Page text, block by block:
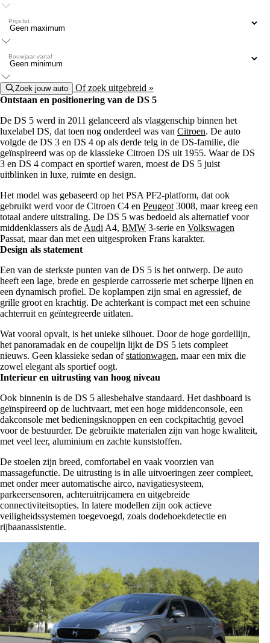
Prijs tot
Bouwjaar vanaf
Zoek jouw auto
Of zoek uitgebreid »
Ontstaan en positionering van de DS 5
De DS 5 werd in 2011 gelanceerd als vlaggenschip binnen het
luxelabel DS, dat toen nog onderdeel was van Citroen. De auto
volgde de DS 3 en DS 4 op als derde telg in de DS-familie, die
geïnspireerd was op de klassieke Citroen DS uit 1955. Waar de DS
3 en DS 4 compact en sportief waren, moest de DS 5 juist
uitblinken in luxe, ruimte en design.
Het model was gebaseerd op het PSA PF2-platform, dat ook
gebruikt werd voor de Citroen C4 en Peugeot 3008, maar kreeg een
totaal andere uitstraling. De DS 5 was bedoeld als alternatief voor
middenklassers als de Audi A4, BMW 3-serie en Volkswagen
Passat, maar dan met een uitgesproken Frans karakter.
Design als statement
Een van de sterkste punten van de DS 5 is het ontwerp. De auto
heeft een lage, brede en gespierde carrosserie met scherpe lijnen en
een dynamisch profiel. De koplampen zijn smal en agressief, de
grille groot en krachtig. De achterkant is compact met een schuine
achterruit en geïntegreerde uitlaten.
Wat vooral opvalt, is het unieke silhouet. Door de hoge gordellijn,
het panoramadak en de coupelijn lijkt de DS 5 iets compleet
nieuws. Geen klassieke sedan ofstationwagen, maar een mix die
zowel elegant als sportief oogt.
Interieur en uitrusting van hoog niveau
Ook binnenin is de DS 5 allesbehalve standaard. Het dashboard is
geïnspireerd op de luchtvaart, met een hoge middenconsole, een
dakconsole met bedieningsknoppen en een cockpitachtig gevoel
voor de bestuurder. De gebruikte materialen zijn van hoge kwaliteit,
met veel leer, aluminium en zachte kunststoffen.
De stoelen zijn breed, comfortabel en vaak voorzien van
massagefunctie. De uitrusting is in alle uitvoeringen zeer compleet,
met onder meer automatische airco, navigatiesysteem,
parkeersensoren, achteruitrijcamera en uitgebreide
connectiviteitsopties. In latere modellen zijn ook actieve
veiligheidssystemen toegevoegd, zoals dodehoekdetectie en
rijbaanassistentie.